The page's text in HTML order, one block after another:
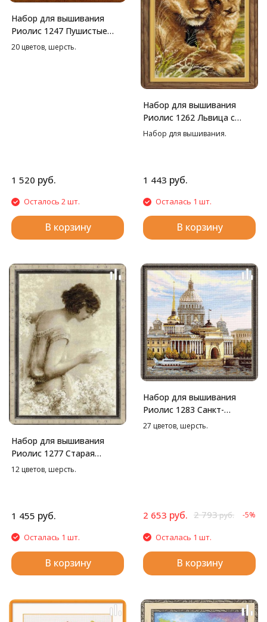
Набор для вышивания
Риолис 1247 Пушистые
друзья, 40*30 см
20 цветов, шерсть.
1 520 руб.
Осталось 2 шт.
В корзину
Набор для вышивания
Риолис 1262 Львица с
львенком, 22*38 см
Набор для вышивания.
1 443 руб.
Осталась 1 шт.
В корзину
Набор для вышивания
Риолис 1277 Старая
фотография. Письмо,
12 цветов, шерсть.
1 455 руб.
Осталась 1 шт.
В корзину
Набор для вышивания
Риолис 1283 Санкт-
петербург.
27 цветов, шерсть.
2 653 руб. 2 793руб. -5%
Осталась 1 шт.
В корзину